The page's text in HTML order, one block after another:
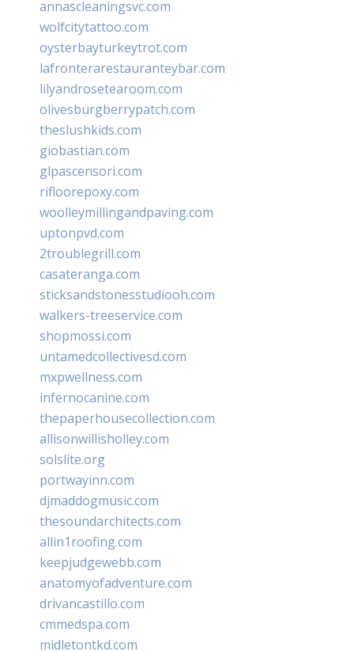
annascleaningsvc.com
wolfcitytattoo.com
oysterbayturkeytrot.com
lafronterarestauranteybar.com
lilyandrosetearoom.com
olivesburgberrypatch.com
theslushkids.com
giobastian.com
glpascensori.com
rifloorepoxy.com
woolleymillingandpaving.com
uptonpvd.com
2troublegrill.com
casateranga.com
sticksandstonesstudiooh.com
walkers-treeservice.com
shopmossi.com
untamedcollectivesd.com
mxpwellness.com
infernocanine.com
thepaperhousecollection.com
allisonwillisholley.com
solslite.org
portwayinn.com
djmaddogmusic.com
thesoundarchitects.com
allin1roofing.com
keepjudgewebb.com
anatomyofadventure.com
drivancastillo.com
cmmedspa.com
midletontkd.com